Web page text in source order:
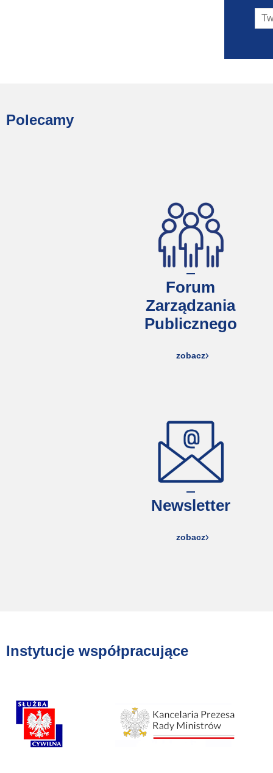
Polecamy
Forum
Zarządzania
Publicznego
zobacz
Newsletter
zobacz
Instytucje współpracujące